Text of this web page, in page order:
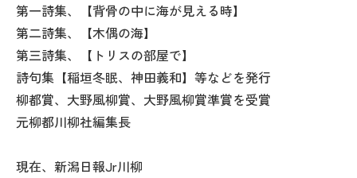
第一詩集、【背骨の中に海が見える時】
第二詩集、【木偶の海】
第三詩集、【トリスの部屋で】
詩句集【稲垣冬眠、神田義和】等などを発行
柳都賞、大野風柳賞、大野風柳賞準賞を受賞
元柳都川柳社編集長
現在、新潟日報Jr川柳